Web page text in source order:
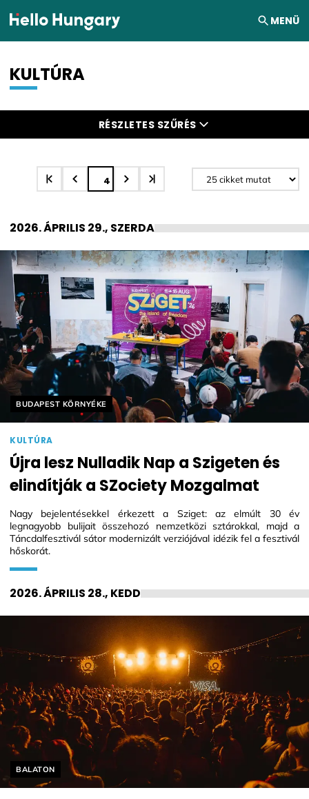
Ugrás a tartalomhoz MENÜ
KULTÚRA
RÉSZLETES SZŰRÉS
4
2026. ÁPRILIS 29., SZERDA
Helyszín címkék:
BUDAPEST KÖRNYÉKE
KULTÚRA
Újra lesz Nulladik Nap a Szigeten és
elindítják a SZociety Mozgalmat
Nagy bejelentésekkel érkezett a Sziget: az elmúlt 30 év
legnagyobb bulijait összehozó nemzetközi sztárokkal, majd a
Táncdalfesztivál sátor modernizált verziójával idézik fel a fesztivál
hőskorát.
2026. ÁPRILIS 28., KEDD
Helyszín címkék:
BALATON